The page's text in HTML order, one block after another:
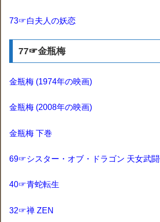
73☞白夫人の妖恋
77☞金瓶梅
金瓶梅 (1974年の映画)
金瓶梅 (2008年の映画)
金瓶梅 下巻
69☞シスター・オブ・ドラゴン 天女武
40☞青蛇転生
32☞禅 ZEN